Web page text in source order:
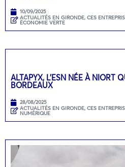
10/09/2025
ACTUALITÉS EN GIRONDE, CES
ÉCONOMIE VERTE
ALTAPYX, L’ESN NÉE À NIORT
BORDEAUX
28/08/2025
ACTUALITÉS EN GIRONDE, CES
NUMÉRIQUE